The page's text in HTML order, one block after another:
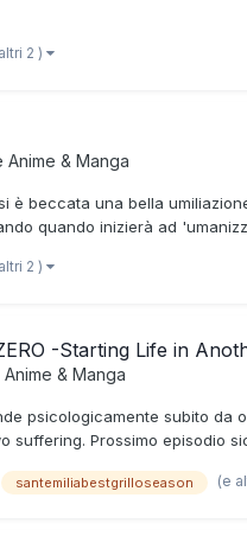
2 )
Anime & Manga
è beccata una bella
quando inizierà ad
2 )
-Starting Life in
Anime & Manga
psicologicamente subito
Prossimo episodio
santemiliabestgrilloseason (e